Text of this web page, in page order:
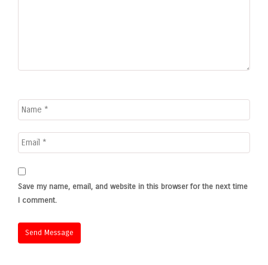
Save my name, email, and website in this browser for the next time
I comment.